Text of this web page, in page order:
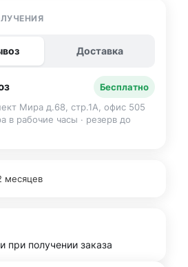
Доставка
Бесплатно
Мира д.68, стр.1А, офис 505
в рабочие часы · резерв до
месяцев
при получении заказа